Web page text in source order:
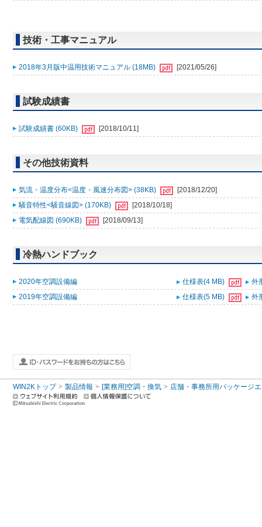
技術・工事マニュアル
2018年3月版中温用技術マニュアル (18MB) [2021/05/26]
試験成績書
試験成績書 (60KB) [2018/10/11]
その他技術資料
気流・温度分布<温度・風速分布図> (38KB)
[2018/12/20]
騒音特性<騒音線図> (170KB)
[2018/10/18]
電気配線図 (690KB)
[2018/09/13]
冷熱ハンドブック
2020年空調設備編 仕様表(4 MB)
外
2019年空調設備編
仕様表(5 MB) 外
WIN2Kトップ 製品情報 [業務用]空調・換気 店舗・事務所用パッケージ